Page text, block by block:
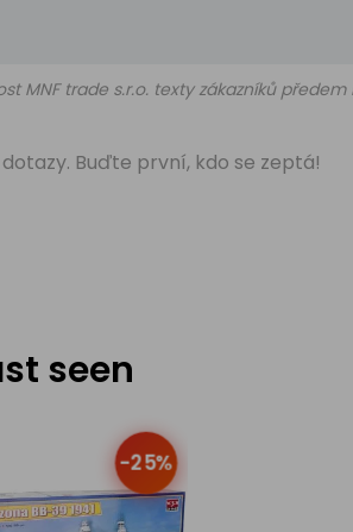
MNF trade s.r.o. texty zákazníků
Buďte první, kdo se zeptá!
seen
-25%